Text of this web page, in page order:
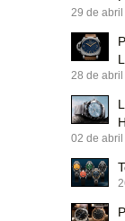
29 de
28 de
02 de